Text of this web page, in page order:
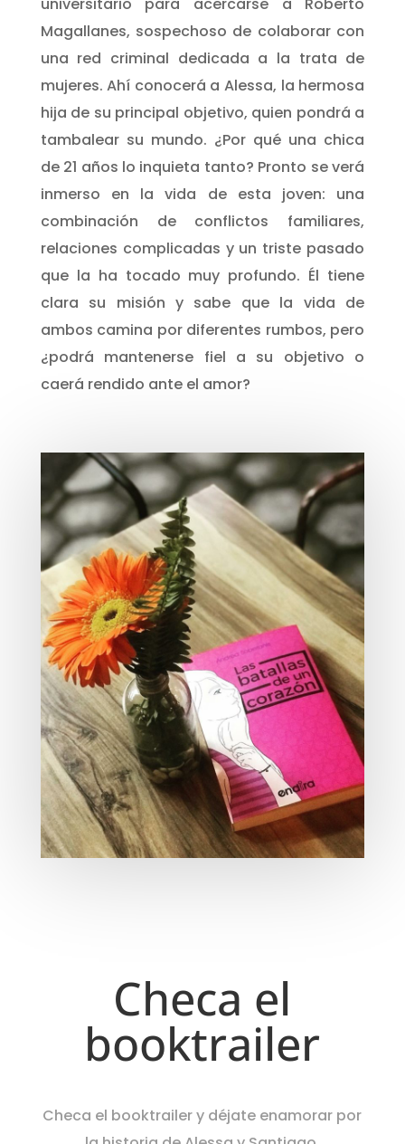
Magallanes, sospechoso de colaborar con
una red criminal dedicada a la trata de
mujeres. Ahí conocerá a Alessa, la hermosa
hija de su principal objetivo, quien pondrá a
tambalear su mundo. ¿Por qué una chica
de 21 años lo inquieta tanto? Pronto se verá
inmerso en la vida de esta joven: una
combinación de conflictos familiares,
relaciones complicadas y un triste pasado
que la ha tocado muy profundo. Él tiene
clara su misión y sabe que la vida de
ambos camina por diferentes rumbos, pero
¿podrá mantenerse fiel a su objetivo o
caerá rendido ante el amor?
Checa el
booktrailer
Checa el booktrailer y déjate enamorar por